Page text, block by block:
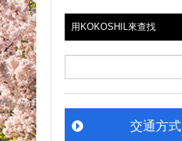
用KOKOSHIL來查找
交通方式